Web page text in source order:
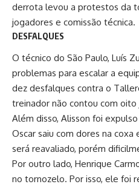
derrota levou a protestos da
jogadores e comissão técnica.
DESFALQUES
O técnico do São Paulo, Luís
problemas para escalar a
dez desfalques contra o
treinador não contou com oito
Além disso, Alisson foi
Oscar saiu com dores na
será reavaliado, porém
Por outro lado, Henrique
no tornozelo. Por isso, ele foi